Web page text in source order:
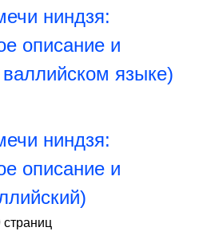
ниндзя:
описание и
языке)
ниндзя:
описание и
страниц